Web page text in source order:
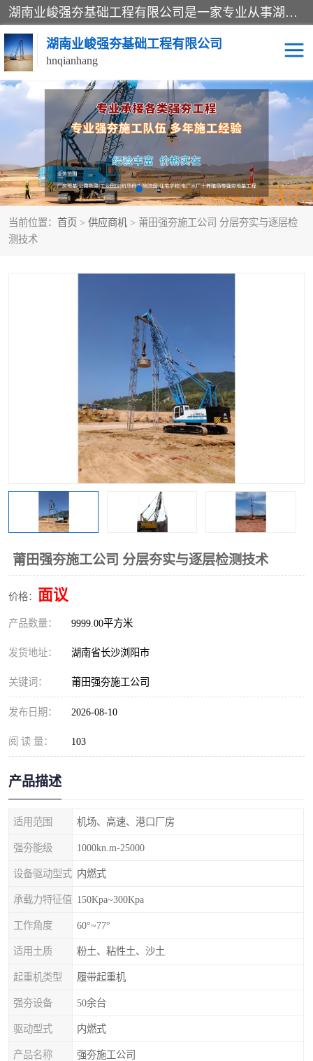
湖南业峻强夯基础工程有限公司是一家专业从事湖南强夯基础工程、强夯机租赁，地基处理的施工单位。业务覆盖：湖南、广东，江西等地。可承接1000KN.m-25000KN.m强夯（置换）工程。公司创始人是国内较早期从事强夯施工的建设者，经过多年的一步一个脚印的发展，在行业内具有较高的度和良好的口碑。
湖南业峻强夯基础工程有限公司
hnqianhang
当前位置： 首页 > 供应商机 > 莆田强夯施工公司 分层夯实与逐层检
测技术
莆田强夯施工公司 分层夯实与逐层检测技术
价格： 面议
产品数量： 9999.00平方米
发货地址： 湖南省长沙浏阳市
关键词： 莆田强夯施工公司
发布日期： 2026-08-10
阅 读 量： 103
产品描述
适用范围 机场、高速、港口厂房
强夯能级 1000kn.m-25000
设备驱动型式 内燃式
承载力特征值 150Kpa~300Kpa
工作角度 60°~77°
适用土质 粉土、粘性土、沙土
起重机类型 履带起重机
强夯设备 50余台
驱动型式 内燃式
产品名称 强夯施工公司
强夯施工案例 强夯机租赁
强夯施工工程 强夯施工队伍
强夯队伍